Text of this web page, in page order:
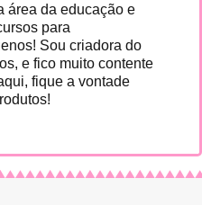
área da educação e
para
Sou criadora do
e fico muito contente
fique a vontade